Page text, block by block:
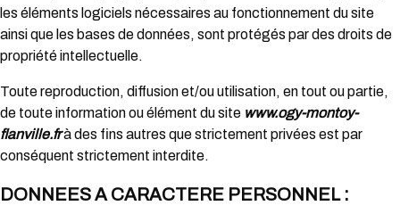
les éléments logiciels nécessaires au fonctionnement du site
ainsi que les bases de données, sont protégés par des droits de
propriété intellectuelle.
Toute reproduction, diffusion et/ou utilisation, en tout ou partie,
de toute information ou élément du site www.ogy-montoy-
flanville.frà des fins autres que strictement privées est par
conséquent strictement interdite.
DONNEES A CARACTERE PERSONNEL :